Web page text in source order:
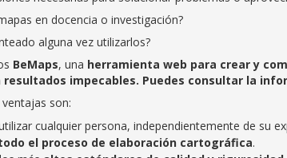
en docencia o investigación?
alguna vez utilizarlos?
BeMaps, una herramienta web para crear y
resultados impecables. Puedes consultar la
son:
cualquier persona, independientemente de su
el proceso de elaboración cartográfica.